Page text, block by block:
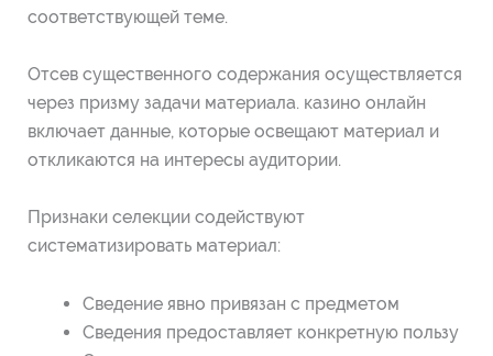
соответствующей теме.
Отсев существенного содержания осуществляется
через призму задачи материала. казино онлайн
включает данные, которые освещают материал и
откликаются на интересы аудитории.
Признаки селекции содействуют
систематизировать материал:
Сведение явно привязан с предметом
Сведения предоставляет конкретную пользу